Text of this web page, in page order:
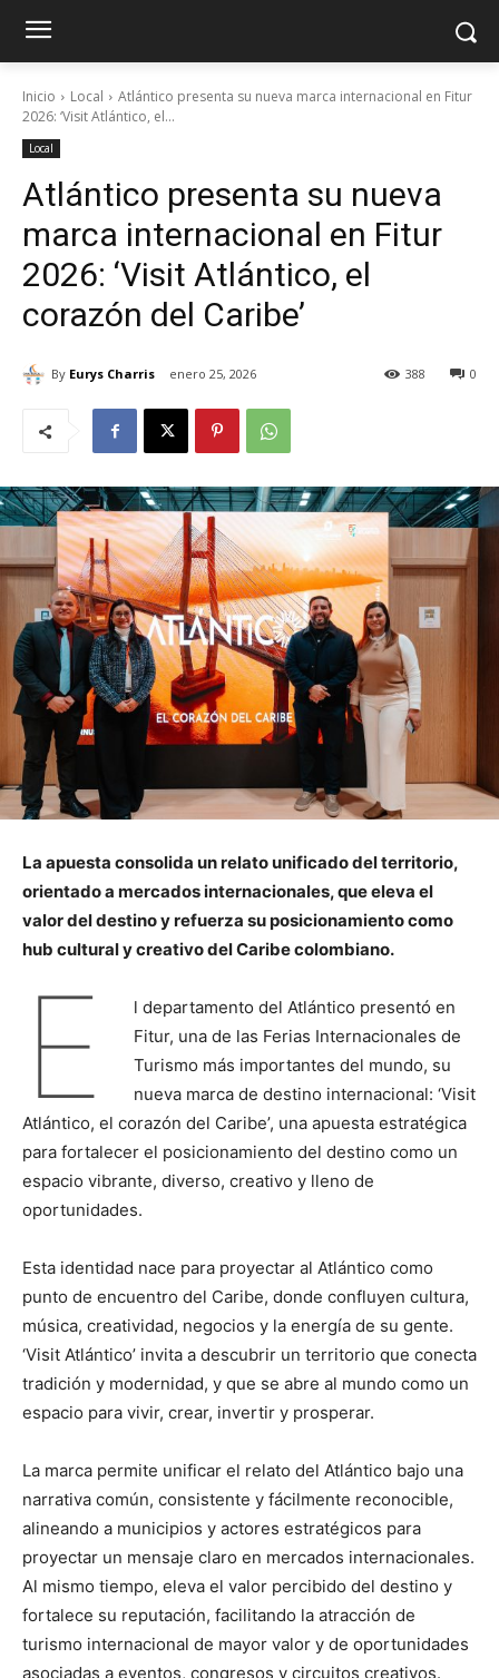
Inicio Local
Atlántico presenta su nueva marca internacional en Fitur
2026: ‘Visit Atlántico, el...
Local
Atlántico presenta su nueva
marca internacional en Fitur
2026: ‘Visit Atlántico, el
corazón del Caribe’
By Eurys Charris enero 25, 2026 0
388
La apuesta consolida un relato unificado del territorio,
orientado a mercados internacionales, que eleva el
valor del destino y refuerza su posicionamiento como
hub cultural y creativo del Caribe colombiano.
E
l departamento del Atlántico presentó en
Fitur, una de las Ferias Internacionales de
Turismo más importantes del mundo, su
nueva marca de destino internacional: ‘Visit
Atlántico, el corazón del Caribe’, una apuesta estratégica
para fortalecer el posicionamiento del destino como un
espacio vibrante, diverso, creativo y lleno de
oportunidades.
Esta identidad nace para proyectar al Atlántico como
punto de encuentro del Caribe, donde confluyen cultura,
música, creatividad, negocios y la energía de su gente.
‘Visit Atlántico’ invita a descubrir un territorio que conecta
tradición y modernidad, y que se abre al mundo como un
espacio para vivir, crear, invertir y prosperar.
La marca permite unificar el relato del Atlántico bajo una
narrativa común, consistente y fácilmente reconocible,
alineando a municipios y actores estratégicos para
proyectar un mensaje claro en mercados internacionales.
Al mismo tiempo, eleva el valor percibido del destino y
fortalece su reputación, facilitando la atracción de
turismo internacional de mayor valor y de oportunidades
asociadas a eventos, congresos y circuitos creativos.